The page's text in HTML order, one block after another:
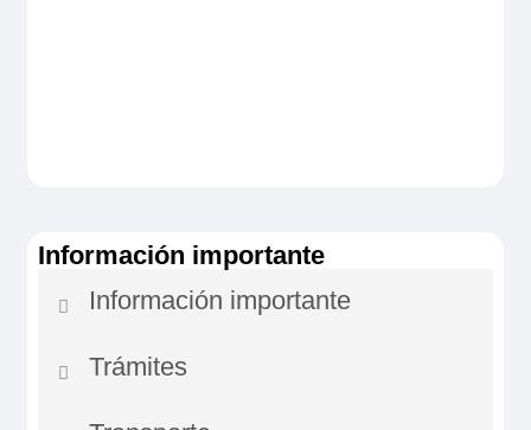
Información importante
Información importante
1 – ALQUILER
Trámites